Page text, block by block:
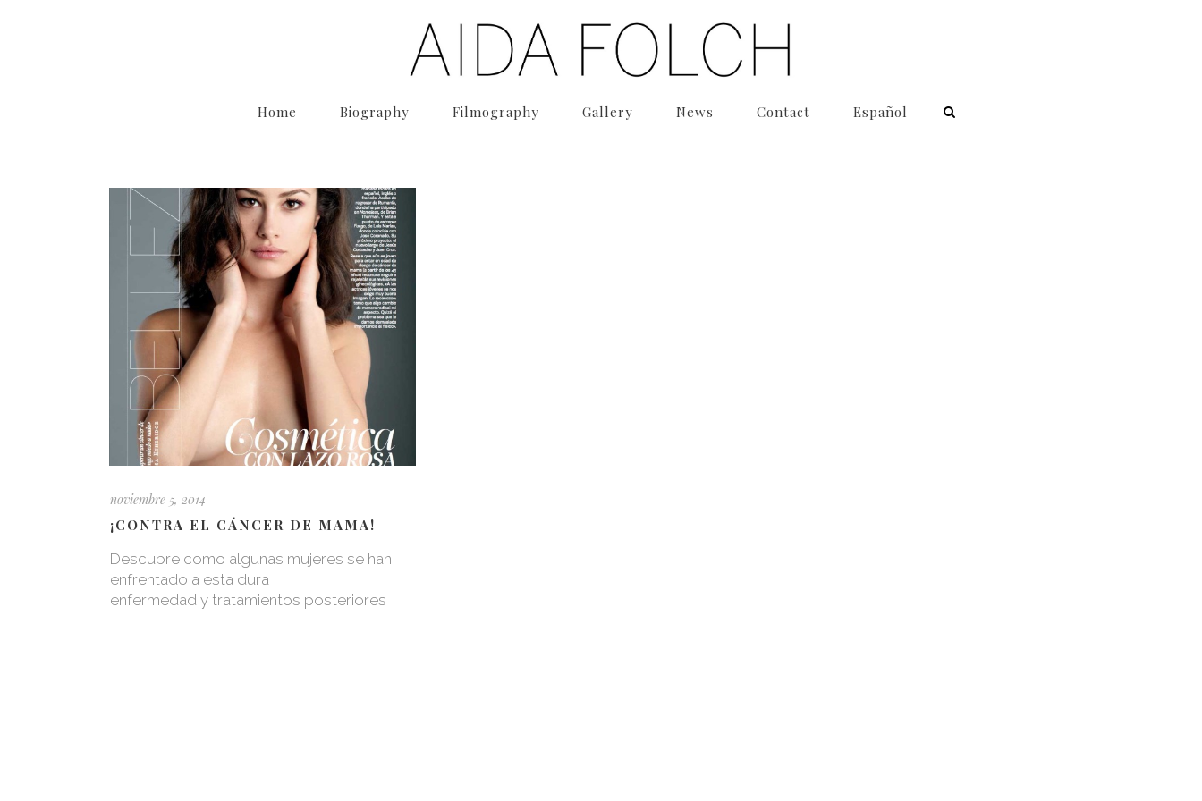
Home Biography Filmography Gallery News Contact Español
noviembre 5, 2014
¡CONTRA EL CÁNCER DE MAMA!
Descubre como algunas mujeres se han
enfrentado a esta dura
enfermedad y tratamientos posteriores